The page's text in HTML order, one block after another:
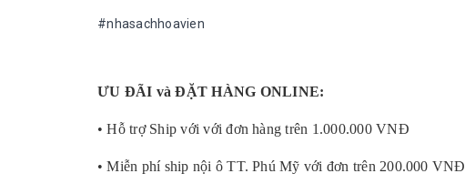
#nhasachhoavien
ƯU ĐÃI và ĐẶT HÀNG ONLINE:
• Hỗ trợ Ship với với đơn hàng trên 1.000.000 VNĐ
• Miễn phí ship nội ô TT. Phú Mỹ với đơn trên 200.000 VNĐ